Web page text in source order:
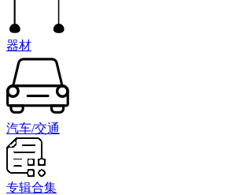
器材
汽车/交通
专辑合集